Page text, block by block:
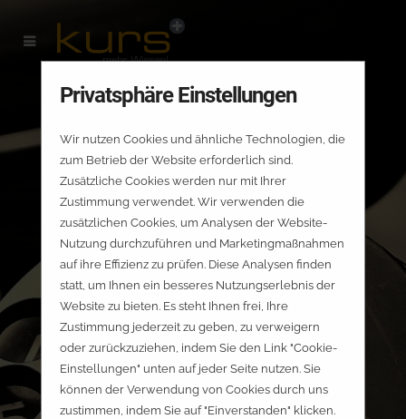
Privatsphäre Einstellungen
Wir nutzen Cookies und ähnliche Technologien, die
zum Betrieb der Website erforderlich sind.
Zusätzliche Cookies werden nur mit Ihrer
Zustimmung verwendet. Wir verwenden die
zusätzlichen Cookies, um Analysen der Website-
Nutzung durchzuführen und Marketingmaßnahmen
auf ihre Effizienz zu prüfen. Diese Analysen finden
statt, um Ihnen ein besseres Nutzungserlebnis der
Website zu bieten. Es steht Ihnen frei, Ihre
Zustimmung jederzeit zu geben, zu verweigern
oder zurückzuziehen, indem Sie den Link "Cookie-
Einstellungen" unten auf jeder Seite nutzen. Sie
können der Verwendung von Cookies durch uns
zustimmen, indem Sie auf "Einverstanden" klicken.